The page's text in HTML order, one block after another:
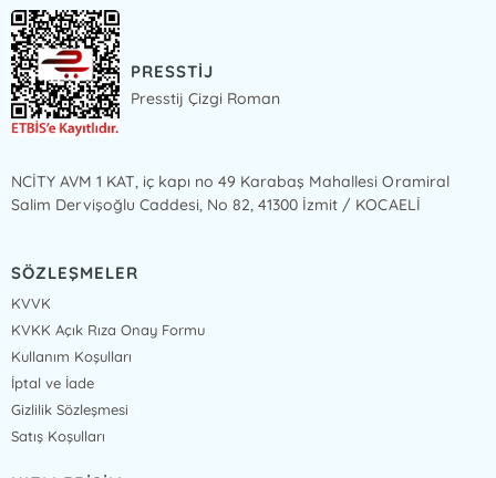
PRESSTİJ
Presstij Çizgi Roman
NCİTY AVM 1 KAT, iç kapı no 49 Karabaş Mahallesi Oramiral
Salim Dervişoğlu Caddesi, No 82, 41300 İzmit / KOCAELİ
SÖZLEŞMELER
KVVK
KVKK Açık Rıza Onay Formu
Kullanım Koşulları
İptal ve İade
Gizlilik Sözleşmesi
Satış Koşulları